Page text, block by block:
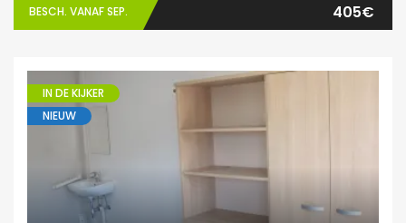
BESCH. VANAF SEP. 405€
IN DE KIJKER
NIEUW